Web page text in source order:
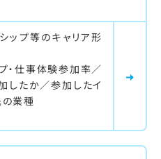
ップ等のキャリア形
・仕事体験参加率／
したか／参加したイ
の業種